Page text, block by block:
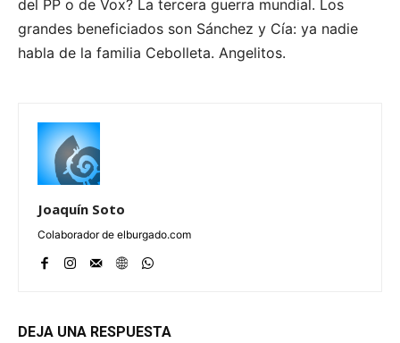
del PP o de Vox? La tercera guerra mundial. Los
grandes beneficiados son Sánchez y Cía: ya nadie
habla de la familia Cebolleta. Angelitos.
Joaquín Soto
Colaborador de elburgado.com
DEJA UNA RESPUESTA